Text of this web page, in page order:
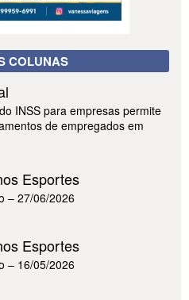
COLUNAS
INSS para empresas permite
de empregados em
Esportes
– 27/06/2026
Esportes
– 16/05/2026